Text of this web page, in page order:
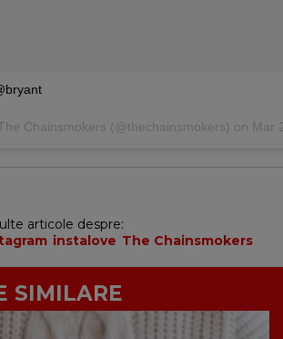
Chainsmokers (@thechainsmokers) on Mar
articole despre:
instalove The Chainsmokers
SIMILARE